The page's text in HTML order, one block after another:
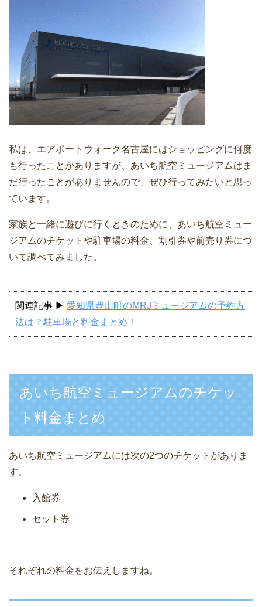
私は、エアポートウォーク名古屋にはショッピングに何度
も行ったことがありますが、あいち航空ミュージアムはま
だ行ったことがありませんので、ぜひ行ってみたいと思っ
ています。
家族と一緒に遊びに行くときのために、あいち航空ミュー
ジアムのチケットや駐車場の料金、割引券や前売り券につ
いて調べてみました。
関連記事 ▶ 愛知県豊山町のMRJミュージアムの予約方
法は？駐車場と料金まとめ！
あいち航空ミュージアムのチケッ
ト料金まとめ
あいち航空ミュージアムには次の2つのチケットがありま
す。
入館券
セット券
それぞれの料金をお伝えしますね。